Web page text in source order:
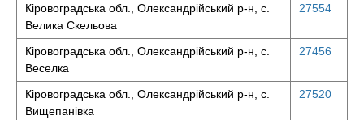
Кіровоградська обл., Олександрійський р-н, с.
Велика Скельова
27554
Кіровоградська обл., Олександрійський р-н, с.
Веселка
27456
Кіровоградська обл., Олександрійський р-н, с.
Вищепанівка
27520